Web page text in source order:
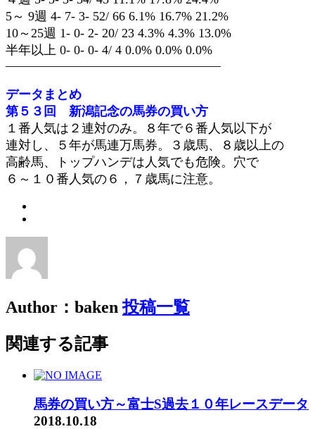
5～ 9週 4- 7- 3- 52/ 66 6.1% 16.7% 21.2%
10～25週 1- 0- 2- 20/ 23 4.3% 4.3% 13.0%
半年以上 0- 0- 0- 4/ 4 0.0% 0.0% 0.0%
—————————————————
データまとめ
第５３回 新潟記念の馬券の買い方
１番人気は２連対のみ。８年で６番人気以下が
連対し、５年が馬連万馬券。３歳馬、８歳以上の
高齢馬、トップハンデは人気でも危険。穴で
６～１０番人気の６，７歳馬に注意。
Author：baken投稿一覧
関連する記事
馬券の買い方～富士S過去１０年レースデータ
2018.10.18